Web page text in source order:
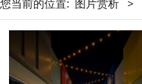
您当前的位置: 图片赏析 >